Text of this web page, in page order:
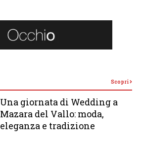
Scopri
Una giornata di Wedding a
Mazara del Vallo: moda,
eleganza e tradizione